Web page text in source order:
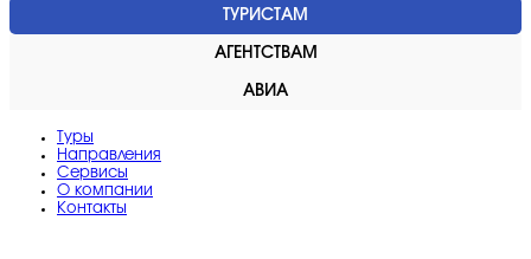
ТУРИСТАМ
АГЕНТСТВАМ
АВИА
Туры
Направления
Сервисы
O компании
Контакты